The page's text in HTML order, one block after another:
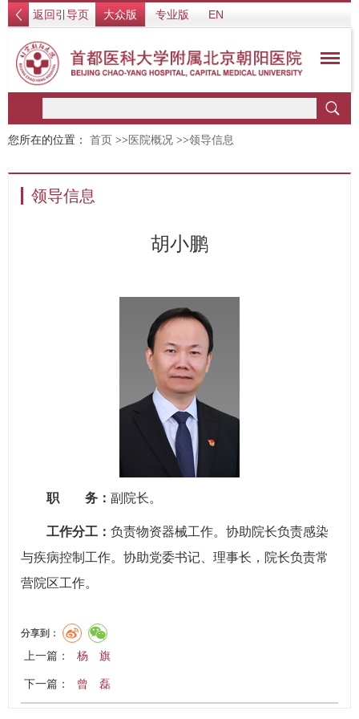
返回引导页 大众版 专业版 EN
您所在的位置： 首页 >> 医院概况 >>领导信息
领导信息
胡小鹏
职 务： 副院长。
工作分工： 负责物资器械工作。协助院长负责感染
与疾病控制工作。协助党委书记、理事长，院长负责常
营院区工作。
分享到：
上一篇： 杨 旗
下一篇： 曾 磊